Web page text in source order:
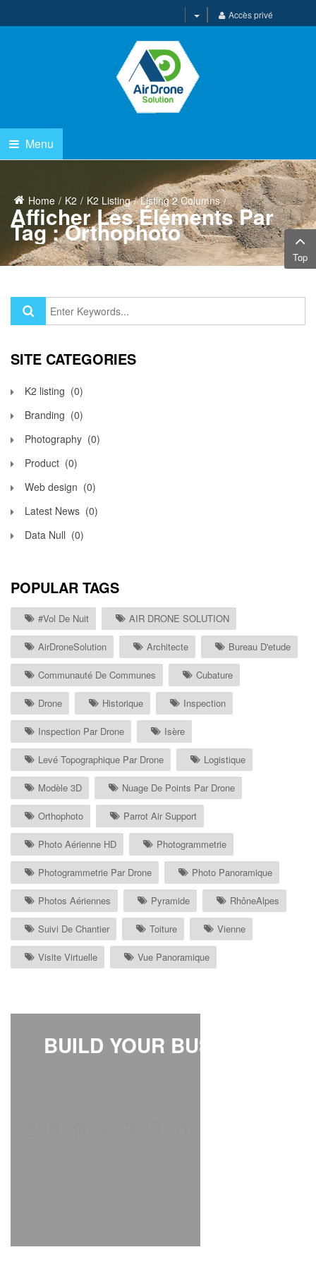
Accès privé
Menu
Home K2 K2 Listing Listing 2 Columns
Afficher Les Éléments Par
Tag : Orthophoto
SITE CATEGORIES
K2 listing (0)
Branding (0)
Photography (0)
Product (0)
Web design (0)
Latest News (0)
Data Null (0)
POPULAR TAGS
#vol De Nuit AIR DRONE SOLUTION
AirDroneSolution Architecte Bureau D'etude
Communauté De Communes Cubature
Drone Historique Inspection
Inspection Par Drone Isère
Levé Topographique Par Drone Logistique
Modèle 3D Nuage De Points Par Drone
Orthophoto Parrot Air Support
Photo Aérienne HD Photogrammetrie
Photogrammetrie Par Drone Photo Panoramique
Photos Aériennes Pyramide RhôneAlpes
Suivi De Chantier Toiture Vienne
Visite Virtuelle Vue Panoramique
BUILD YOUR BUSINESS
Top